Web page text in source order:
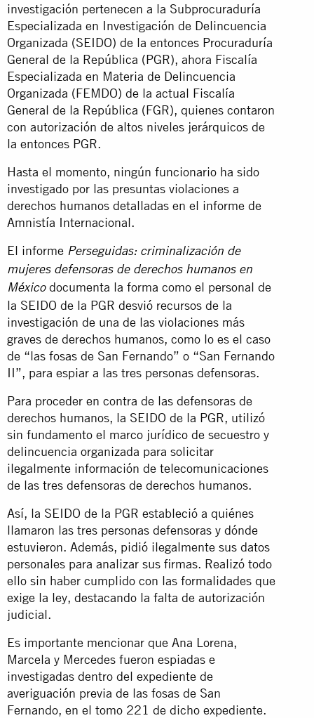
investigación pertenecen a la Subprocuraduría
Especializada en Investigación de Delincuencia
Organizada (SEIDO) de la entonces Procuraduría
General de la República (PGR), ahora Fiscalía
Especializada en Materia de Delincuencia
Organizada (FEMDO) de la actual Fiscalía
General de la República (FGR), quienes contaron
con autorización de altos niveles jerárquicos de
la entonces PGR.
Hasta el momento, ningún funcionario ha sido
investigado por las presuntas violaciones a
derechos humanos detalladas en el informe de
Amnistía Internacional.
El informe Perseguidas: criminalización de
mujeres defensoras de derechos humanos en
Méxicodocumenta la forma como el personal de
la SEIDO de la PGR desvió recursos de la
investigación de una de las violaciones más
graves de derechos humanos, como lo es el caso
de “las fosas de San Fernando” o “San Fernando
II”, para espiar a las tres personas defensoras.
Para proceder en contra de las defensoras de
derechos humanos, la SEIDO de la PGR, utilizó
sin fundamento el marco jurídico de secuestro y
delincuencia organizada para solicitar
ilegalmente información de telecomunicaciones
de las tres defensoras de derechos humanos.
Así, la SEIDO de la PGR estableció a quiénes
llamaron las tres personas defensoras y dónde
estuvieron. Además, pidió ilegalmente sus datos
personales para analizar sus firmas. Realizó todo
ello sin haber cumplido con las formalidades que
exige la ley, destacando la falta de autorización
judicial.
Es importante mencionar que Ana Lorena,
Marcela y Mercedes fueron espiadas e
investigadas dentro del expediente de
averiguación previa de las fosas de San
Fernando, en el tomo 221 de dicho expediente.